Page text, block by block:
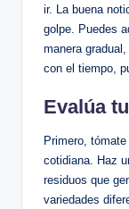
ir. La buena
golpe. Puedes
manera
con el tiempo,
Evalúa
Primero,
cotidiana. Haz
residuos que
variedades